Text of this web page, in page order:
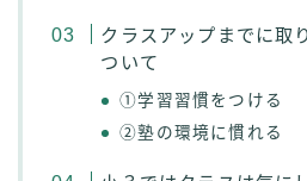
クラスアップまでに取
ついて
①学習習慣をつける
②塾の環境に慣れる